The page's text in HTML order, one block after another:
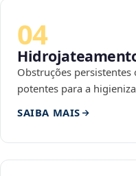
04
Obstruções
potentes para a
SAIBA MAIS